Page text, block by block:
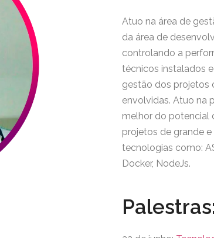
Atuo na área de
da área de
controlando a
técnicos instalados
gestão dos projetos
envolvidas. Atuo na
melhor do potencial
projetos de grande
tecnologias como:
Docker, NodeJs.
Palestras: